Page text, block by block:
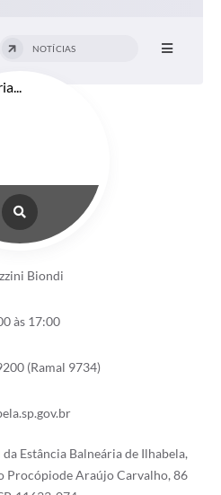
NOTÍCIAS
Biondi
às 17:00
(Ramal 9734)
Estância Balneária de Ilhabela,
Procópiode Araújo Carvalho, 86